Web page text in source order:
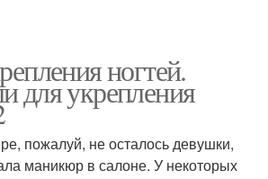
ногтей.
для укрепления
пожалуй, не осталось девушки,
маникюр в салоне. У некоторых